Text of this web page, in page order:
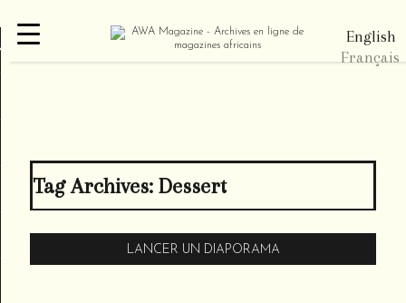
English
Français
Tag Archives: Dessert
LANCER UN DIAPORAMA